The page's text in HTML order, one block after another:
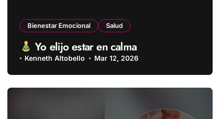
Bienestar Emocional Salud
Yo elijo estar en calma
Kenneth Altobello Mar 12, 2026